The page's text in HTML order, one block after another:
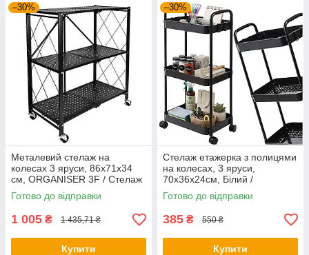
–30%
Металевий стелаж на
колесах 3 яруси, 86х71х34
см, ORGANISER 3F / Стелаж
для дому / Полиця на
колесах
Готово до відправки
1 005 ₴ 1 435,71 ₴
Купити
–30%
Стелаж етажерка з полицями
на колесах, 3 яруси,
70x36x24см, Білий /
Етажерка у ванну
Готово до відправки
385 ₴ 550 ₴
Купити